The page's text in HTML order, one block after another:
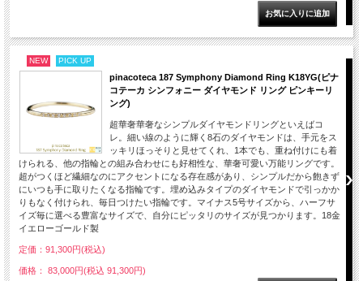
NEW PICK UP
pinacoteca 187 Symphony Diamond Ring K18YG(ピナ
コテーカ シンフォニー ダイヤモンド リング ピンキーリ
ング)
超華奢華奢なシンプルダイヤモンドリングといえばコ
レ。細い線のように輝く8石のダイヤモンドは、手元をス
ッキリほっそりと見せてくれ、1本でも、重ね付けにも着
けられる、他の指輪との組み合わせにも好相性な、華奢可愛い万能リングです。
超がつくほど繊細なのにアクセントになる存在感があり、シンプルだから飽きず
にいつも手に取りたくなる指輪です。埋め込みタイプのダイヤモンドで引っかか
りもなく付けられ、毎日つけたい指輪です。マイナス5号サイズから、ハーフサ
イズ毎に選べる豊富なサイズで、自分にピッタリのサイズが見つかります。18金
イエローゴールド製
定価：91,300円(税込)
価格： 83,000円(税込 91,300円)